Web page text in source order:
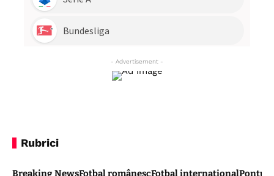
- Advertisement -
Rubrici
Breaking NewsFotbal românescFotbal internaționalPontul